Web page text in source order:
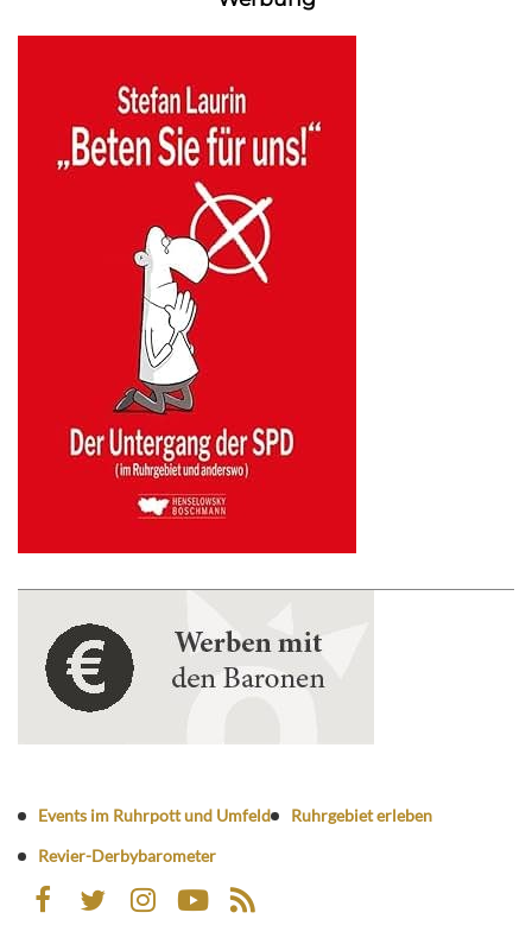
Events im Ruhrpott und Umfeld
Ruhrgebiet erleben
Revier-Derbybarometer